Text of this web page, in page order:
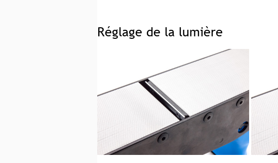
Réglage de la lumière